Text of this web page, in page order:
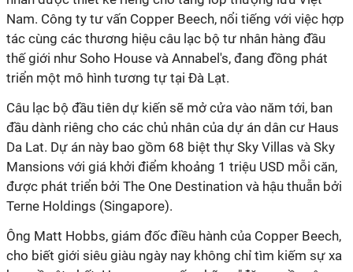
Nam. Công ty tư vấn Copper Beech, nổi tiếng với việc hợp
tác cùng các thương hiệu câu lạc bộ tư nhân hàng đầu
thế giới như Soho House và Annabel's, đang đồng phát
triển một mô hình tương tự tại Đà Lạt.
Câu lạc bộ đầu tiên dự kiến sẽ mở cửa vào năm tới, ban
đầu dành riêng cho các chủ nhân của dự án dân cư Haus
Da Lat. Dự án này bao gồm 68 biệt thự Sky Villas và Sky
Mansions với giá khởi điểm khoảng 1 triệu USD mỗi căn,
được phát triển bởi The One Destination và hậu thuẫn bởi
Terne Holdings (Singapore).
Ông Matt Hobbs, giám đốc điều hành của Copper Beech,
cho biết giới siêu giàu ngày nay không chỉ tìm kiếm sự xa